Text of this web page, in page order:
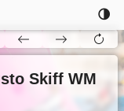
🌗
Skiff WM